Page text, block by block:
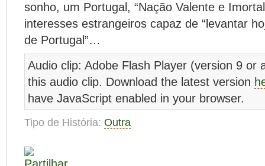
sonho, um Portugal, “Nação Valente e
interesses estrangeiros capaz de “levantar
de Portugal”…
Audio clip: Adobe Flash Player (version 9 or
this audio clip. Download the latest version
have JavaScript enabled in your browser.
Tipo de História: Outra